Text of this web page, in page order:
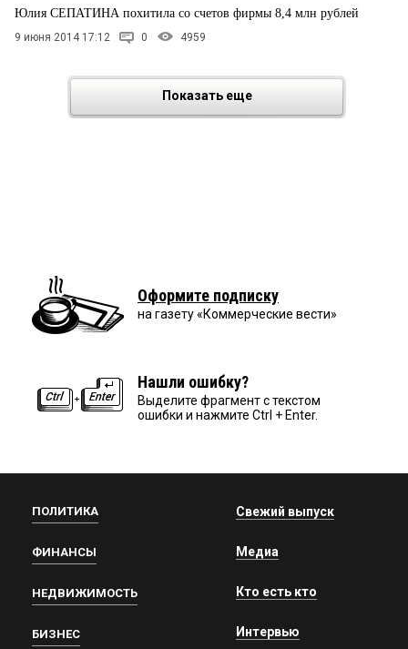
Юлия СЕПАТИНА похитила со счетов фирмы 8,4 млн рублей
9 июня 2014 17:12 0 4959
Показать еще
Оформите подписку
на газету «Коммерческие вести»
Нашли ошибку?
Выделите фрагмент с текстом
ошибки и нажмите Ctrl + Enter.
ПОЛИТИКА
ФИНАНСЫ
НЕДВИЖИМОСТЬ
БИЗНЕС
Свежий выпуск
Медиа
Кто есть кто
Интервью